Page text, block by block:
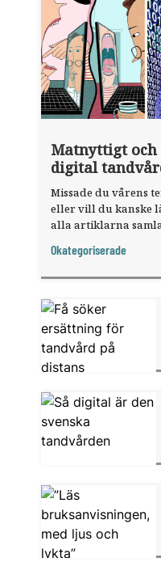
Matnyttigt
digital
Missade du vårens
eller vill du kanske
alla artiklarna
Okategoriserade